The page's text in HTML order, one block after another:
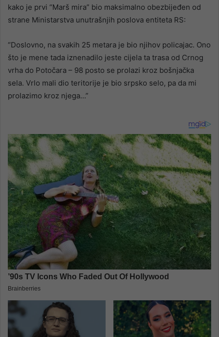
kako je prvi “Marš mira” bio maksimalno obezbijeđen od
strane Ministarstva unutrašnjih poslova entiteta RS:
“Doslovno, na svakih 25 metara je bio njihov policajac. Ono
što je mene tada iznenadilo jeste cijela ta trasa od Crnog
vrha do Potočara – 98 posto se prolazi kroz bošnjačka
sela. Vrlo mali dio teritorije je bio srpsko selo, pa da mi
prolazimo kroz njega…”